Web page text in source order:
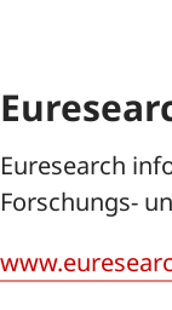
Euresearch
Forschungs-